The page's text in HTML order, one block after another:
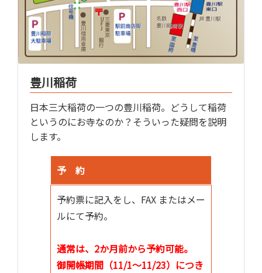
豊川稲荷
日本三大稲荷の一つの豊川稲荷。どうして稲荷
というのにお寺なのか？そういった疑問を説明
します。
予 約
予約票に記入をし、FAX またはメー
ルにて予約。
通常は、2か月前から予約可能。
御開帳期間（11/1～11/23）につき